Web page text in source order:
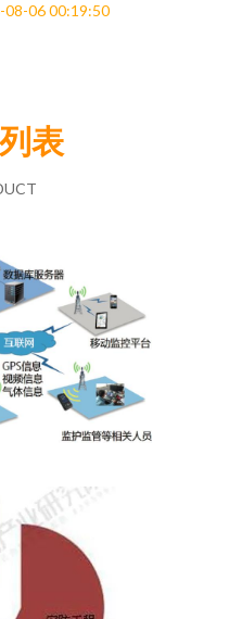
08-06 00:19:50
表